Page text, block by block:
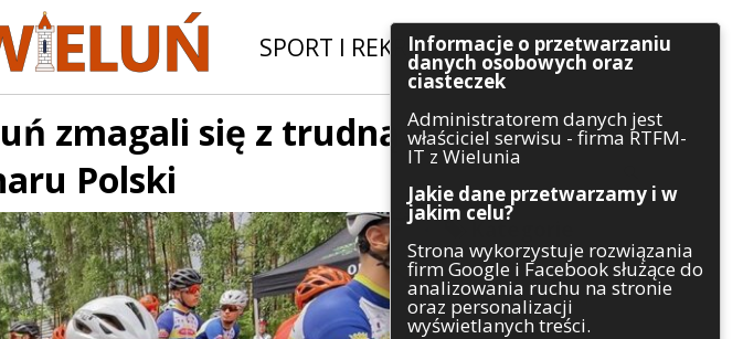
SPORT I REKREACJA|INWESTYCJE
Szukaj
Kategorie
Architektura
Gospodarka
Handel
zmagali się z trudną
Polski
Informacje o przetwarzaniu
danych osobowych oraz
ciasteczek
Administratorem danych jest
właściciel serwisu - firma RTFM-
IT z Wielunia
Jakie dane przetwarzamy i w
jakim celu?
Strona wykorzystuje rozwiązania
firm Google i Facebook służące do
analizowania ruchu na stronie
oraz personalizacji
wyświetlanych treści.